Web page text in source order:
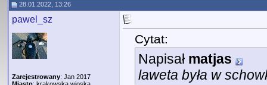
28.01.2022, 13:26
pawel_sz
Zarejestrowany: Jan 2017
Cytat:
Napisał matjas
laweta była w